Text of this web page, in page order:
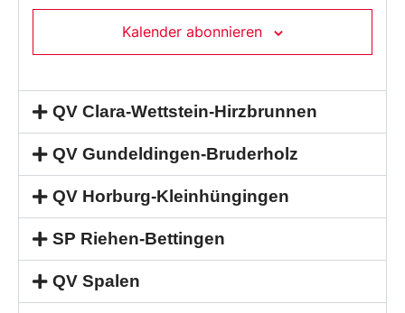
Kalender abonnieren
QV Clara-Wettstein-Hirzbrunnen
QV Gundeldingen-Bruderholz
QV Horburg-Kleinhüngingen
SP Riehen-Bettingen
QV Spalen